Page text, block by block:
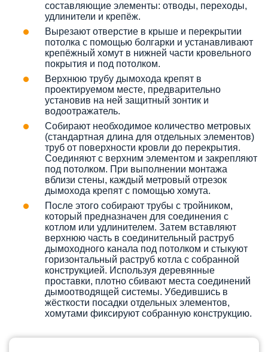
составляющие элементы: отводы, переходы,
удлинители и крепёж.
Вырезают отверстие в крыше и перекрытии
потолка с помощью болгарки и устанавливают
крепёжный хомут в нижней части кровельного
покрытия и под потолком.
Верхнюю трубу дымохода крепят в
проектируемом месте, предварительно
установив на ней защитный зонтик и
водоотражатель.
Собирают необходимое количество метровых
(стандартная длина для отдельных элементов)
труб от поверхности кровли до перекрытия.
Соединяют с верхним элементом и закрепляют
под потолком. При выполнении монтажа
вблизи стены, каждый метровый отрезок
дымохода крепят с помощью хомута.
После этого собирают трубы с тройником,
который предназначен для соединения с
котлом или удлинителем. Затем вставляют
верхнюю часть в соединительный раструб
дымоходного канала под потолком и стыкуют
горизонтальный раструб котла с собранной
конструкцией. Используя деревянные
проставки, плотно сбивают места соединений
дымоотводящей системы. Убедившись в
жёсткости посадки отдельных элементов,
хомутами фиксируют собранную конструкцию.